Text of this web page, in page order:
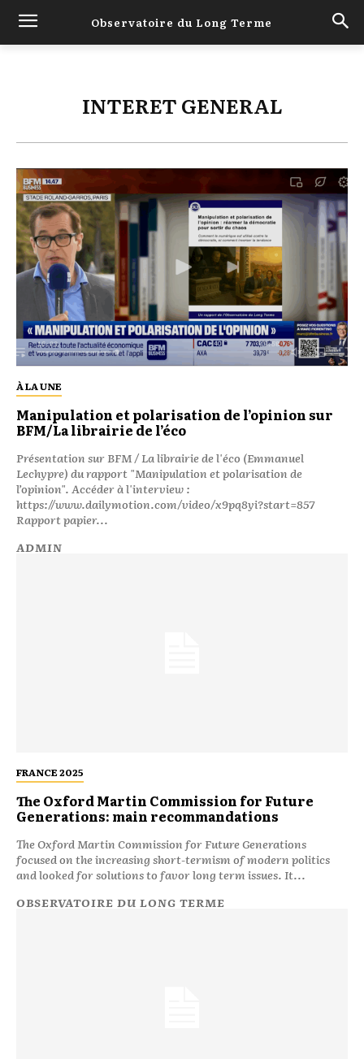
Observatoire du Long Terme
INTERET GENERAL
À LA UNE
Manipulation et polarisation de l’opinion sur
BFM/La librairie de l’éco
Présentation sur BFM / La librairie de l'éco (Emmanuel
Lechypre) du rapport "Manipulation et polarisation de
l’opinion". Accéder à l'interview :
https://www.dailymotion.com/video/x9pq8yi?start=857
Rapport papier...
ADMIN
FRANCE 2025
The Oxford Martin Commission for Future
Generations: main recommandations
The Oxford Martin Commission for Future Generations
focused on the increasing short-termism of modern politics
and looked for solutions to favor long term issues. It...
OBSERVATOIRE DU LONG TERME